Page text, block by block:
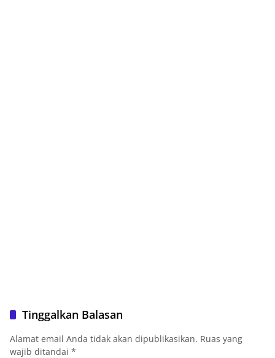
Tinggalkan Balasan
Alamat email Anda tidak akan dipublikasikan. Ruas yang
wajib ditandai *